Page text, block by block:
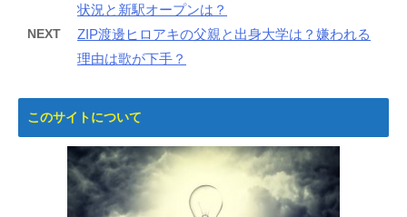
状況と新駅オープンは？
NEXT
ZIP渡邊ヒロアキの父親と出身大学は？嫌われる
理由は歌が下手？
このサイトについて